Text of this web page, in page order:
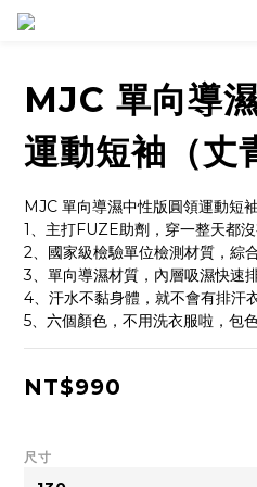
MJC 單向導
運動短袖（丈
MJC 單向導濕中性版圓領運動短袖
1、主打FUZE助劑，穿一整天都沒
2、國家級檢驗單位檢測材質，綜
3、單向導濕材質，內層吸濕快速
4、汗水不黏身體，就不會有排汗
5、六個顏色，不用洗衣服啦，包
NT$990
尺寸